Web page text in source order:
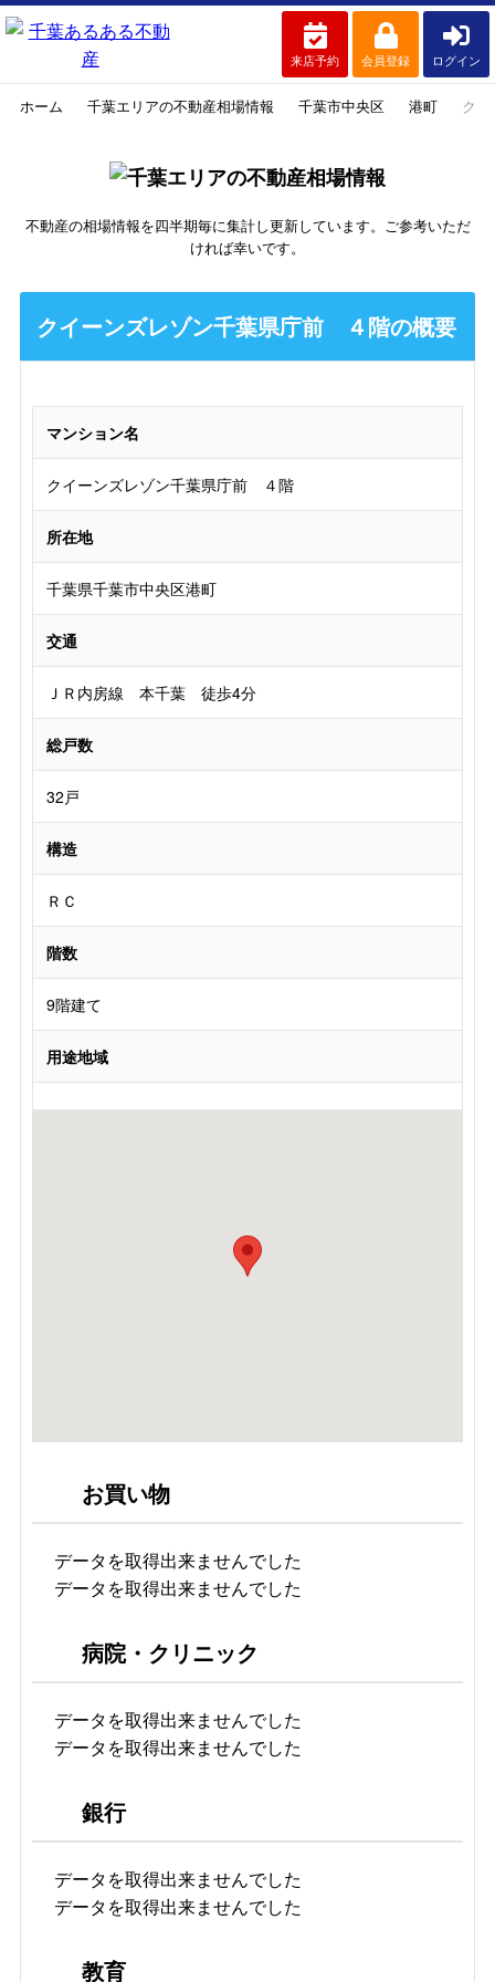
来店予約 会員登録 ログイン
ホーム 千葉エリアの不動産相場情報 千葉市中央区 港町 ク
不動産の相場情報を四半期毎に集計し更新しています。ご参考いただ
ければ幸いです。
クイーンズレゾン千葉県庁前 ４階の概要
マンション名
クイーンズレゾン千葉県庁前 ４階
所在地
千葉県千葉市中央区港町
交通
ＪＲ内房線 本千葉 徒歩4分
総戸数
32戸
構造
ＲＣ
階数
9階建て
用途地域
お買い物
データを取得出来ませんでした
データを取得出来ませんでした
病院・クリニック
データを取得出来ませんでした
データを取得出来ませんでした
銀行
データを取得出来ませんでした
データを取得出来ませんでした
教育